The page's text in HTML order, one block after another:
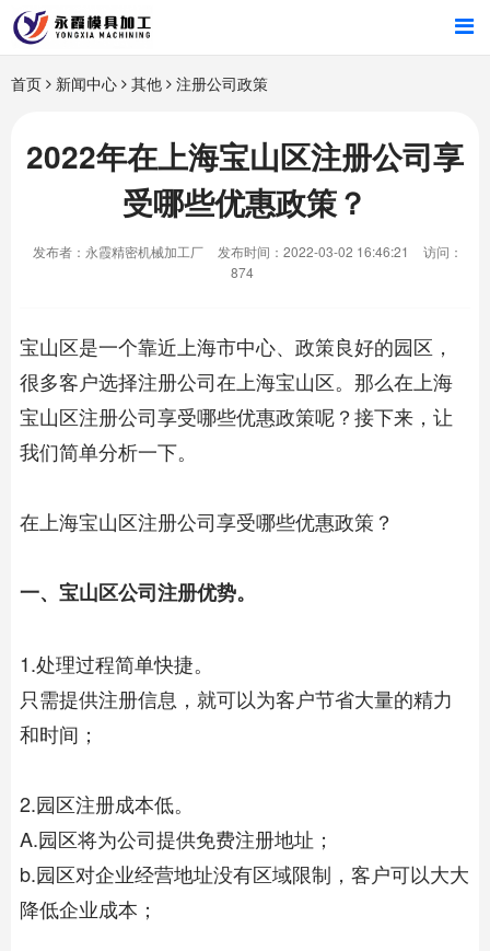
首页
关于我们
首页 新闻中心 其他 注册公司政策
2022年在上海宝山区注册公司享
受哪些优惠政策？
发布者：永霞精密机械加工厂 发布时间：2022-03-02 16:46:21
访问：
874
宝山区是一个靠近上海市中心、政策良好的园区，
很多客户选择注册公司在上海宝山区。那么在上海
宝山区注册公司享受哪些优惠政策呢？接下来，让
我们简单分析一下。
在上海宝山区注册公司享受哪些优惠政策？
一、宝山区公司注册优势。
1.处理过程简单快捷。
只需提供注册信息，就可以为客户节省大量的精力
和时间；
2.园区注册成本低。
A.园区将为公司提供免费注册地址；
b.园区对企业经营地址没有区域限制，客户可以大大
降低企业成本；